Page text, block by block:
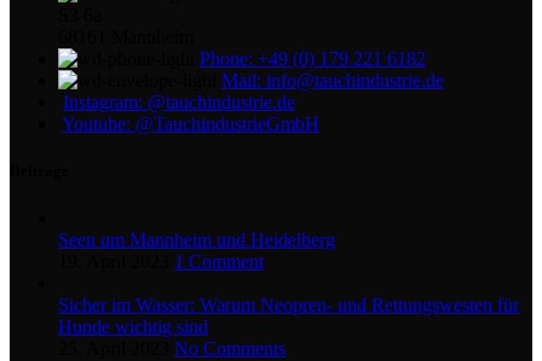
Phone: +49 (0) 179 221 6182
Mail: info@tauchindustrie.de
Instagram: @tauchindustrie.de
Youtube: @TauchindustrieGmbH
Seen um Mannheim und Heidelberg
1 Comment
Sicher im Wasser: Warum Neopren- und Rettungswesten für
Hunde wichtig sind
No Comments